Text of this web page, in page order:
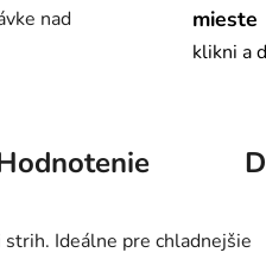
nad
mieste
klikni a
Ideálne pre chladnejšie